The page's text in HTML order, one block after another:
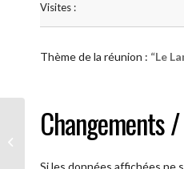
Visites :
Thème de la réunion : “Le
Changements
Si les données affichées ne
AA Humilité (Le Langage Du Coeur)